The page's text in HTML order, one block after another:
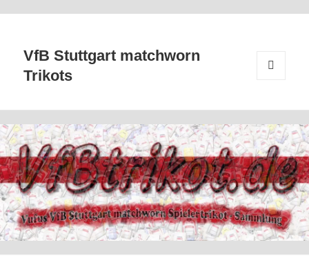
VfB Stuttgart matchworn
Trikots